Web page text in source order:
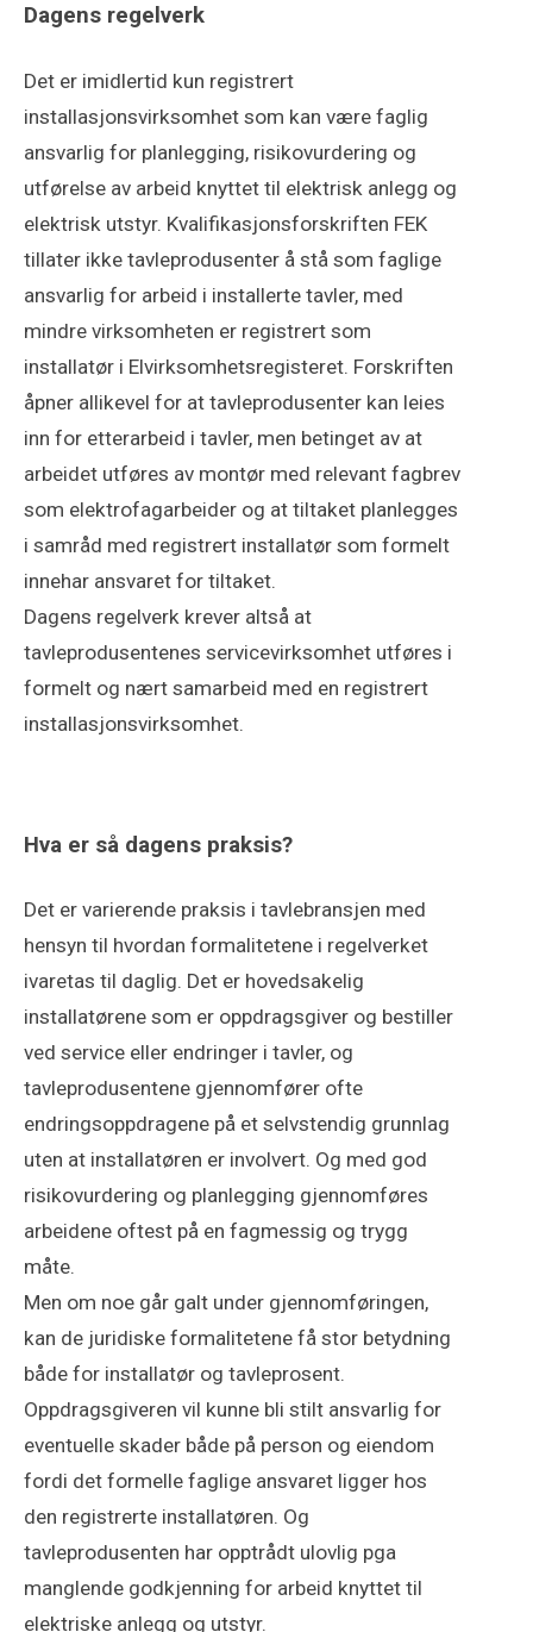
Dagens regelverk
Det er imidlertid kun registrert
installasjonsvirksomhet som kan være faglig
ansvarlig for planlegging, risikovurdering og
utførelse av arbeid knyttet til elektrisk anlegg og
elektrisk utstyr. Kvalifikasjonsforskriften FEK
tillater ikke tavleprodusenter å stå som faglige
ansvarlig for arbeid i installerte tavler, med
mindre virksomheten er registrert som
installatør i Elvirksomhetsregisteret. Forskriften
åpner allikevel for at tavleprodusenter kan leies
inn for etterarbeid i tavler, men betinget av at
arbeidet utføres av montør med relevant fagbrev
som elektrofagarbeider og at tiltaket planlegges
i samråd med registrert installatør som formelt
innehar ansvaret for tiltaket.
Dagens regelverk krever altså at
tavleprodusentenes servicevirksomhet utføres i
formelt og nært samarbeid med en registrert
installasjonsvirksomhet.
Hva er så dagens praksis?
Det er varierende praksis i tavlebransjen med
hensyn til hvordan formalitetene i regelverket
ivaretas til daglig. Det er hovedsakelig
installatørene som er oppdragsgiver og bestiller
ved service eller endringer i tavler, og
tavleprodusentene gjennomfører ofte
endringsoppdragene på et selvstendig grunnlag
uten at installatøren er involvert. Og med god
risikovurdering og planlegging gjennomføres
arbeidene oftest på en fagmessig og trygg
måte.
Men om noe går galt under gjennomføringen,
kan de juridiske formalitetene få stor betydning
både for installatør og tavleprosent.
Oppdragsgiveren vil kunne bli stilt ansvarlig for
eventuelle skader både på person og eiendom
fordi det formelle faglige ansvaret ligger hos
den registrerte installatøren. Og
tavleprodusenten har opptrådt ulovlig pga
manglende godkjenning for arbeid knyttet til
elektriske anlegg og utstyr.